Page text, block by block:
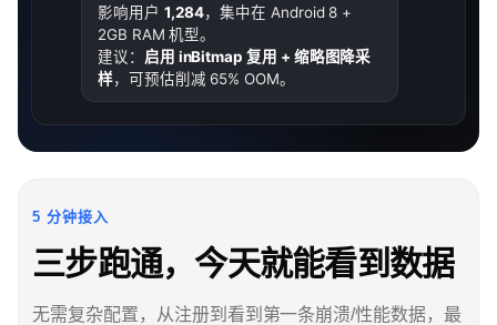
影响用户 1,284，集中在 Android 8 +
2GB RAM 机型。
建议： 启用 inBitmap 复用 + 缩略图降采
样，可预估削减 65% OOM。
5 分钟接入
三步跑通，今天就能看到数据
无需复杂配置，从注册到看到第一条崩溃/性能数据，最